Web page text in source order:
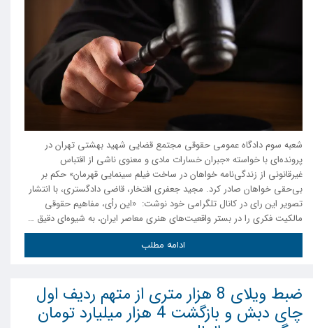
شعبه سوم دادگاه عمومی حقوقی مجتمع قضایی شهید بهشتی تهران در
پرونده‌ای با خواسته «جبران خسارات مادی و معنوی ناشی از اقتباس
غیرقانونی از زندگی‌نامه خواهان در ساخت فیلم سینمایی قهرمان» حکم بر
بی‌حقی خواهان صادر کرد. مجید جعفری افتخار، قاضی دادگستری، با انتشار
مالکیت فکری را در بستر واقعیت‌های هنری معاصر ایران، به شیوه‌ای دقیق …
ادامه مطلب
ضبط ویلای 8 هزار متری از متهم ردیف اول
چای دبش و بازگشت 4 هزار میلیارد تومان